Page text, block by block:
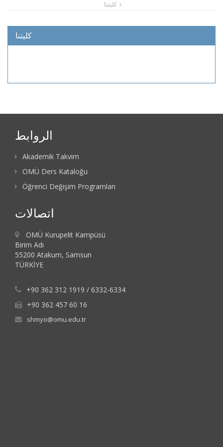
كليتنا
كليتنا
الروابط
Akademik Takvim
OMÜ Ders Kataloğu
Öğrenci Değişim Programları
اتصالات
OMÜ Kurupelit Kampüsü
Birim Adı
55200 Atakum, Samsun
TÜRKİYE
+90 362 312 1919 / 6332-6334
+90 362 457 60 16
shmyo@omu.edu.tr